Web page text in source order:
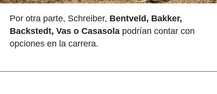
Por otra parte, Schreiber, Bentveld, Bakker,
Backstedt, Vas o Casasola podrían contar con
opciones en la carrera.